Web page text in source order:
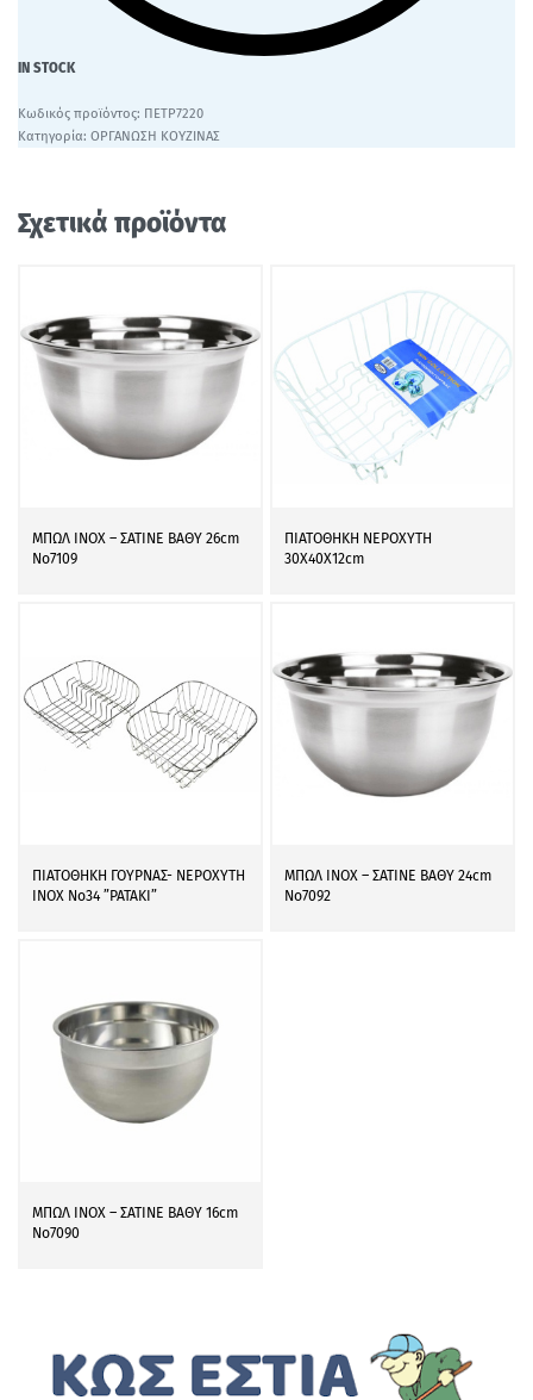
IN STOCK
ΠΕΤΡ7220
Κατηγορία: ΟΡΓΑΝΩΣΗ ΚΟΥΖΙΝΑΣ
Σχετικά προϊόντα
ΜΠΩΛ INOX – ΣΑΤΙΝΕ ΒΑΘΥ 26cm
Νο7109
ΠΙΑΤΟΘΗΚΗ ΝΕΡΟΧΥΤΗ
30Χ40Χ12cm
ΠΙΑΤΟΘΗΚΗ ΓΟΥΡΝΑΣ- ΝΕΡΟΧΥΤΗ
ΙΝΟΧ Νο34 ”PATAKI”
ΜΠΩΛ ΙΝΟΧ – ΣΑΤΙΝΕ ΒΑΘΥ 24cm
Νο7092
ΜΠΩΛ ΙΝΟΧ – ΣΑΤΙΝΕ ΒΑΘΥ 16cm
Νο7090